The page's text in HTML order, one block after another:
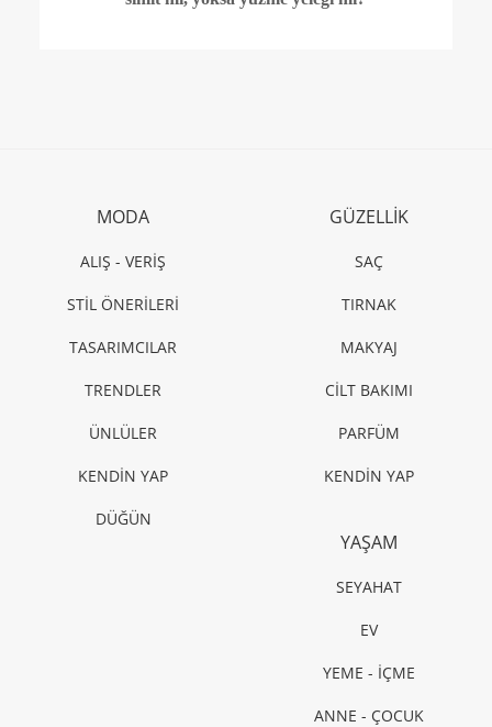
MODA
ALIŞ - VERİŞ
STİL ÖNERİLERİ
TASARIMCILAR
TRENDLER
ÜNLÜLER
KENDİN YAP
DÜĞÜN
GÜZELLİK
SAÇ
TIRNAK
MAKYAJ
CİLT BAKIMI
PARFÜM
KENDİN YAP
YAŞAM
SEYAHAT
EV
YEME - İÇME
ANNE - ÇOCUK